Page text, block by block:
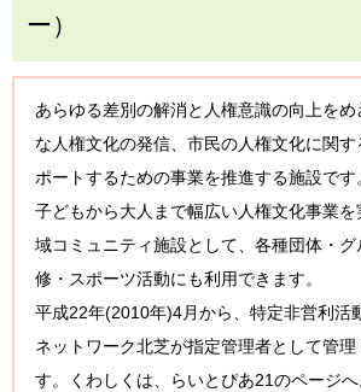
ー）
あらゆる差別の解消と人権意識の向上をめ
な人権文化の発信、市民の人権文化に関
ポートするための事業を推進する施設です
子どもから大人まで幅広い人権文化事業
域コミュニティ施設として、各種団体・
修・スポーツ活動にも利用できます。
平成22年(2010年)4月から、特定非営利活
ネットワーク北芝が指定管理者として管理
す。くわしくは、らいとぴあ21のページへ